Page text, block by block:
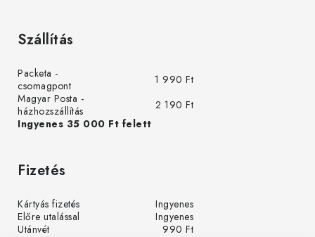
Szállítás
Packeta -
csomagpont
1 990 Ft
Magyar Posta -
házhozszállítás
2 190 Ft
Ingyenes 35 000 Ft felett
Fizetés
Kártyás fizetés
Ingyenes
Előre utalással
Ingyenes
Utánvét
990 Ft